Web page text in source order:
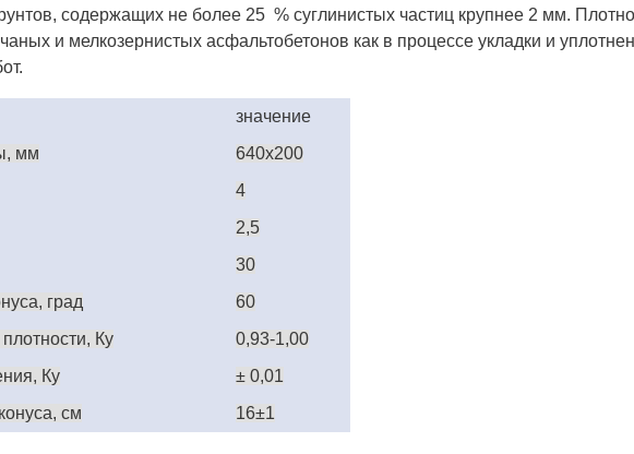
содержащих не более 25 % суглинистых частиц крупнее 2 мм.
и мелкозернистых асфальтобетонов как в процессе укладки и
.
значение
мм
640х200
4
2,5
30
град
60
Ку
0,93-1,00
Ку
± 0,01
см
16±1